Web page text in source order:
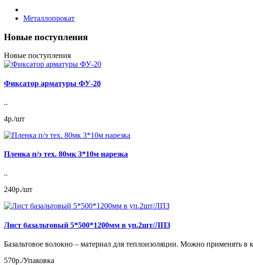
Металлопрокат
Новые поступления
Новые поступления
Фиксатор арматуры ФУ-20
..
4р./шт
Пленка п/э тех. 80мк 3*10м нарезка
..
240р./шт
Лист базальтовый 5*500*1200мм в уп.2шт/ЛПЗ
Базальтовое волокно – материал для теплоизоляции. Можно применять в
570р./Упаковка